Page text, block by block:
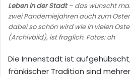
Leben in der Stadt– das wünscht
zwei Pandemiejahren auch zum
dabei so schön wird wie in vielen
(Archivbild), ist fraglich. Fotos: oh
Die Innenstadt ist
fränkischer Tradition sind